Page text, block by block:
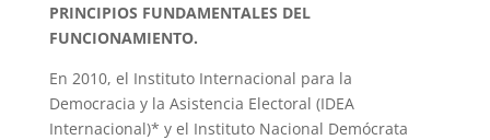
PRINCIPIOS FUNDAMENTALES DEL
FUNCIONAMIENTO.
En 2010, el Instituto Internacional para la
Democracia y la Asistencia Electoral (IDEA
Internacional)* y el Instituto Nacional Demócrata